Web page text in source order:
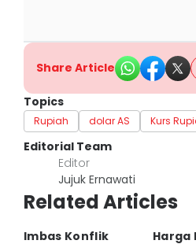
Share Article
Topics
Rupiah dolar AS Kurs
Editorial Team
Editor
Jujuk Ernawati
Related Articles
Imbas Konflik Harga